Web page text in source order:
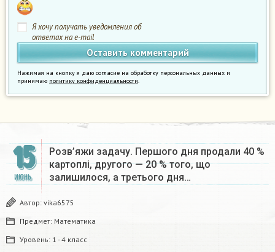
Я хочу получать уведомления об
ответах на e-mail
Нажимая на кнопку я даю согласие на обработку персональных данных и
принимаю политику конфиденциальности.
15
ИЮНЬ
Розв’яжи задачу. Першого дня продали 40 %
картоплі, другого — 20 % того, що
залишилося, а третього дня…
Автор: vika6575
Предмет: Математика
Уровень: 1 - 4 класс